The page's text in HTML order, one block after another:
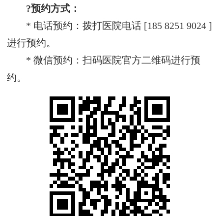
?预约方式：
* 电话预约：拨打医院电话 [185 8251 9024 ]
进行预约。
* 微信预约：扫码医院官方二维码进行预
约。